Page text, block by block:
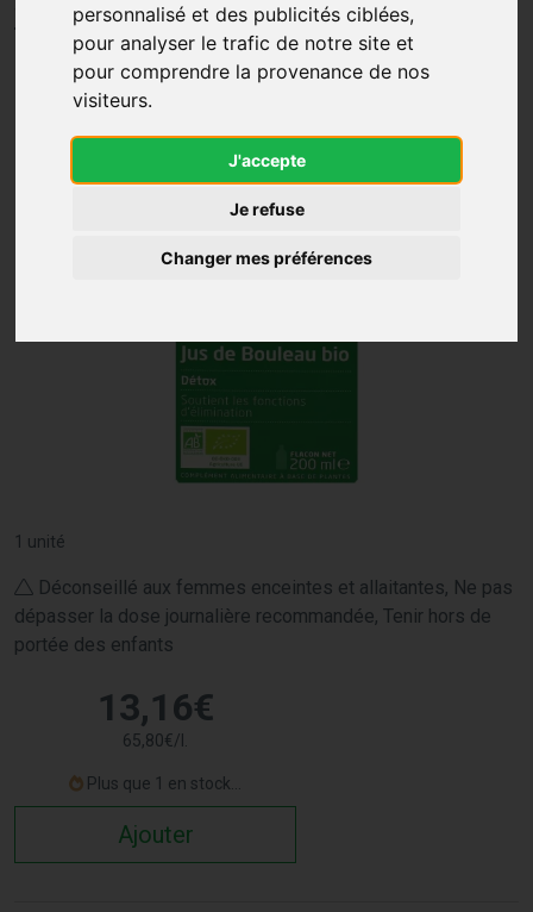
personnalisé et des publicités ciblées,
pour analyser le trafic de notre site et
pour comprendre la provenance de nos
visiteurs.
J'accepte
Je refuse
Changer mes préférences
WELEDA
1 unité
Déconseillé aux femmes enceintes et allaitantes, Ne pas
dépasser la dose journalière recommandée, Tenir hors de
portée des enfants
13,16€
65,80€/l.
Plus que 1 en stock...
Ajouter